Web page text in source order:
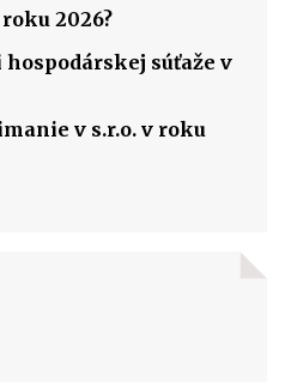
2026?
súťaže v
v s.r.o. v roku